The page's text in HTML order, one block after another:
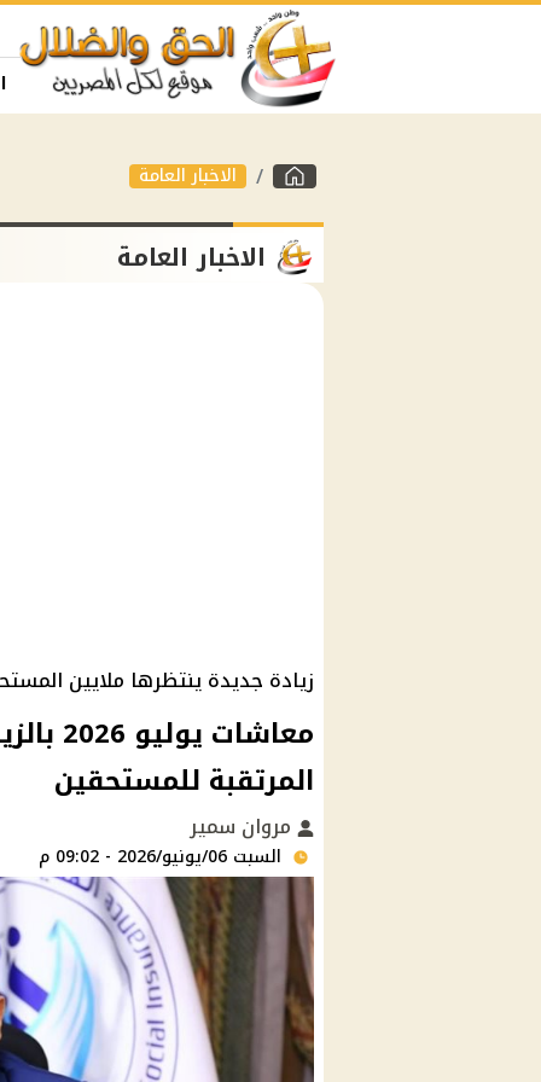
الاخبار العامة
الاخبار العامة
زيادة جديدة ينتظرها ملايين
المرتقبة للمستحقين
مروان سمير
السبت 06/يونيو/2026 - 09:02 م